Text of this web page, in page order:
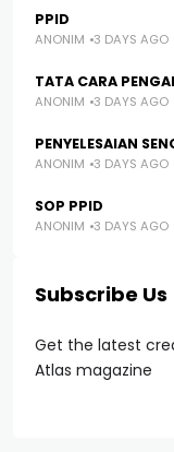
PPID
ANONIM 3 DAYS AGO
TATA CARA
ANONIM 3 DAYS AGO
PENYELESAIAN
ANONIM 3 DAYS AGO
SOP PPID
ANONIM 3 DAYS AGO
Subscribe Us
Get the latest
Atlas magazine